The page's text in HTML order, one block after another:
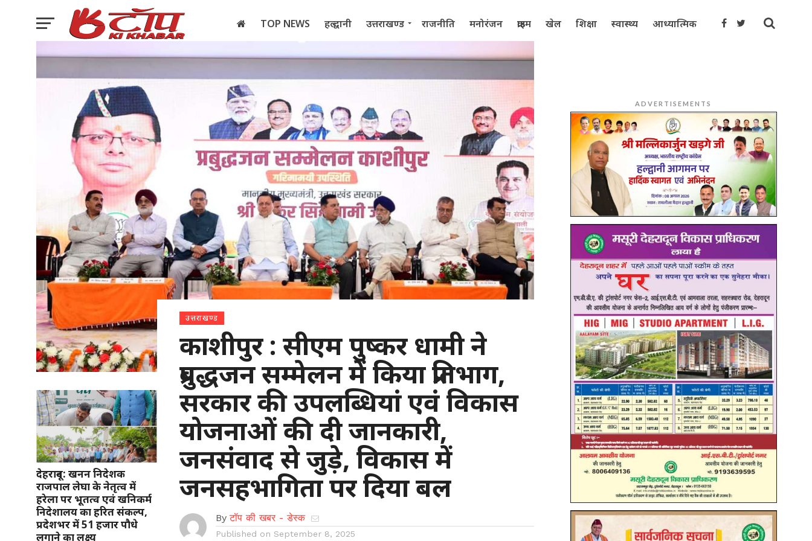
TOP NEWS हल्द्वानी उत्तराखण्ड राजनीति मनोरंजन क्राइम खेल शिक्षा स्वास्थ्य आध्यात्मिक
इलेक्शन 2022
देहरादून: खनन निदेशक
राजपाल लेघा के नेतृत्व में
हरेला पर भूतत्व एवं खनिकर्म
निदेशालय का हरित संकल्प,
प्रदेशभर में 51 हजार पौधे
लगाने का लक्ष्य
उत्तराखण्ड
काशीपुर : सीएम पुष्कर धामी ने
प्रबुद्धजन सम्मेलन में किया प्रतिभाग,
सरकार की उपलब्धियां एवं विकास
योजनाओं की दी जानकारी,
जनसंवाद से जुड़े, विकास में
जनसहभागिता पर दिया बल
By टॉप की खबर - डेस्क
Published on September 8, 2025
ADVERTISEMENTS